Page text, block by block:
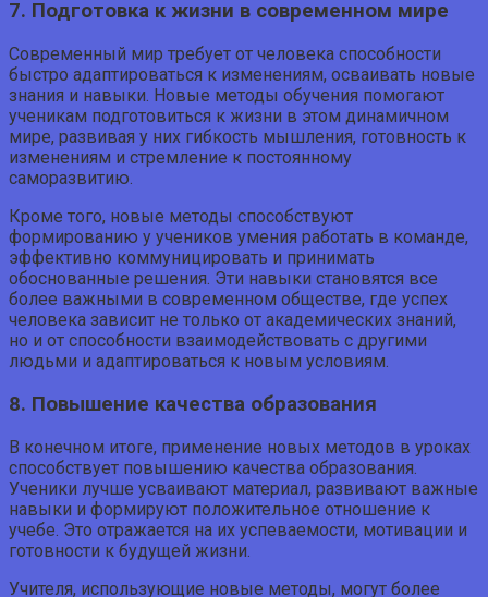
7. Подготовка к жизни в современном мире
Современный мир требует от человека способности
быстро адаптироваться к изменениям, осваивать новые
знания и навыки. Новые методы обучения помогают
ученикам подготовиться к жизни в этом динамичном
мире, развивая у них гибкость мышления, готовность к
изменениям и стремление к постоянному
саморазвитию.
Кроме того, новые методы способствуют
формированию у учеников умения работать в команде,
эффективно коммуницировать и принимать
обоснованные решения. Эти навыки становятся все
более важными в современном обществе, где успех
человека зависит не только от академических знаний,
но и от способности взаимодействовать с другими
людьми и адаптироваться к новым условиям.
8. Повышение качества образования
В конечном итоге, применение новых методов в уроках
способствует повышению качества образования.
Ученики лучше усваивают материал, развивают важные
навыки и формируют положительное отношение к
учебе. Это отражается на их успеваемости, мотивации и
готовности к будущей жизни.
Учителя, использующие новые методы, могут более